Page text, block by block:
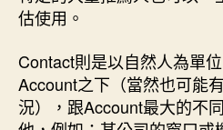
估使用。
Contact則是以自然人為單
Account之下（當然也可能
況），跟Account最大的不